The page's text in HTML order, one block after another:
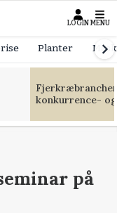
LOGIN MENU
Planter
konkurrence-
på